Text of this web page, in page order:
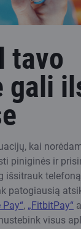
tavo
gali
kai
piniginės ir
išsitrauk
patogiausią
Pay“, „FitbitPay“
visus